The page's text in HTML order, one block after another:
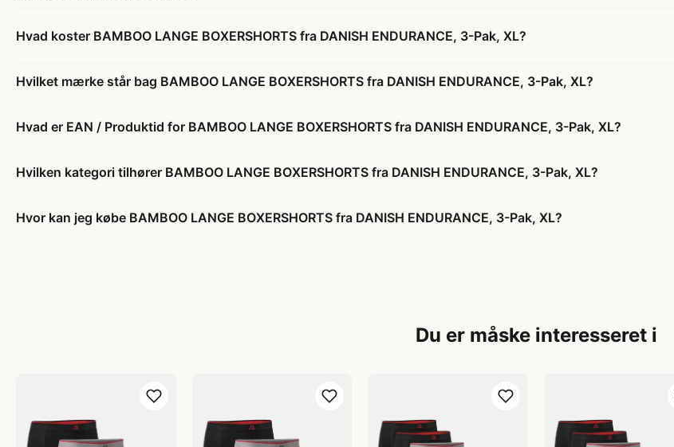
Hvad koster BAMBOO LANGE BOXERSHORTS fra DANISH ENDURANCE, 3-Pak, XL?
Hvilket mærke står bag BAMBOO LANGE BOXERSHORTS fra DANISH ENDURANCE, 3-Pak, XL?
Hvad er EAN / Produktid for BAMBOO LANGE BOXERSHORTS fra DANISH ENDURANCE, 3-Pak, XL?
Hvilken kategori tilhører BAMBOO LANGE BOXERSHORTS fra DANISH ENDURANCE, 3-Pak, XL?
Hvor kan jeg købe BAMBOO LANGE BOXERSHORTS fra DANISH ENDURANCE, 3-Pak, XL?
Du er måske interesseret i